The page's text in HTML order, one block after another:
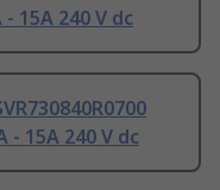
- 15A 240 V dc
- 15A 240 V dc